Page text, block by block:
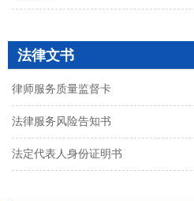
法律文书
律师服务质量监督卡
法律服务风险告知书
法定代表人身份证明书